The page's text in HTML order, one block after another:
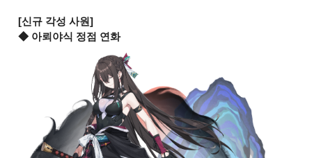
[신규 각성 사원]
◆ 아뢰야식 정점 연화